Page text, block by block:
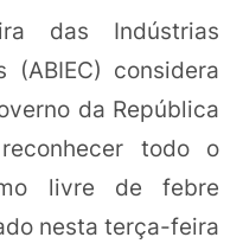
das Indústrias
(ABIEC) considera
da República
todo o
livre de febre
nesta terça-feira